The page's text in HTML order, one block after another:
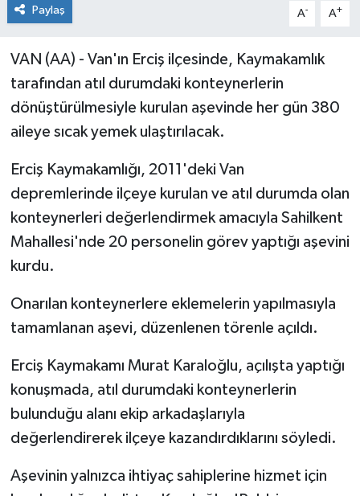
Paylaş A- A+
VAN (AA) - Van'ın Erciş ilçesinde, Kaymakamlık
tarafından atıl durumdaki konteynerlerin
dönüştürülmesiyle kurulan aşevinde her gün 380
aileye sıcak yemek ulaştırılacak.
Erciş Kaymakamlığı, 2011'deki Van
depremlerinde ilçeye kurulan ve atıl durumda olan
konteynerleri değerlendirmek amacıyla Sahilkent
Mahallesi'nde 20 personelin görev yaptığı aşevini
kurdu.
Onarılan konteynerlere eklemelerin yapılmasıyla
tamamlanan aşevi, düzenlenen törenle açıldı.
Erciş Kaymakamı Murat Karaloğlu, açılışta yaptığı
konuşmada, atıl durumdaki konteynerlerin
bulunduğu alanı ekip arkadaşlarıyla
değerlendirerek ilçeye kazandırdıklarını söyledi.
Aşevinin yalnızca ihtiyaç sahiplerine hizmet için